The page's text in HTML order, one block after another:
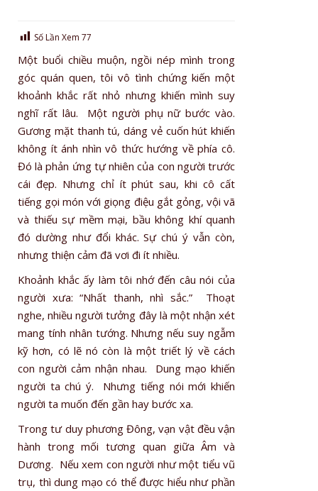
Số Lần Xem 77
Một buổi chiều muộn, ngồi nép mình trong
góc quán quen, tôi vô tình chứng kiến một
khoảnh khắc rất nhỏ nhưng khiến mình suy
nghĩ rất lâu. Một người phụ nữ bước vào.
Gương mặt thanh tú, dáng vẻ cuốn hút khiến
không ít ánh nhìn vô thức hướng về phía cô.
Đó là phản ứng tự nhiên của con người trước
cái đẹp. Nhưng chỉ ít phút sau, khi cô cất
tiếng gọi món với giọng điệu gắt gỏng, vội vã
và thiếu sự mềm mại, bầu không khí quanh
đó dường như đổi khác. Sự chú ý vẫn còn,
nhưng thiện cảm đã vơi đi ít nhiều.
Khoảnh khắc ấy làm tôi nhớ đến câu nói của
người xưa: “Nhất thanh, nhì sắc.” Thoạt
nghe, nhiều người tưởng đây là một nhận xét
mang tính nhân tướng. Nhưng nếu suy ngẫm
kỹ hơn, có lẽ nó còn là một triết lý về cách
con người cảm nhận nhau. Dung mạo khiến
người ta chú ý. Nhưng tiếng nói mới khiến
người ta muốn đến gần hay bước xa.
Trong tư duy phương Đông, vạn vật đều vận
hành trong mối tương quan giữa Âm và
Dương. Nếu xem con người như một tiểu vũ
trụ, thì dung mạo có thể được hiểu như phần